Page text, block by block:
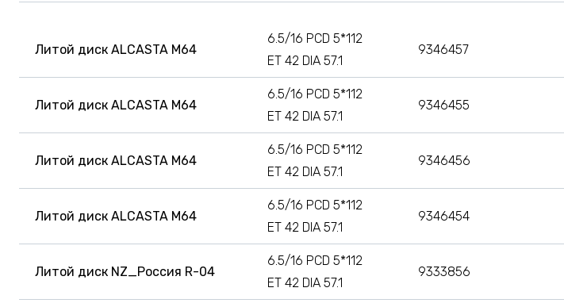
Литой диск ALCASTA M64
6.5/16 PCD 5*112
ET 42 DIA 57.1
9346457
Литой диск ALCASTA M64
6.5/16 PCD 5*112
ET 42 DIA 57.1
9346455
Литой диск ALCASTA M64
6.5/16 PCD 5*112
ET 42 DIA 57.1
9346456
Литой диск ALCASTA M64
6.5/16 PCD 5*112
ET 42 DIA 57.1
9346454
Литой диск NZ_Россия R-04
6.5/16 PCD 5*112
ET 42 DIA 57.1
9333856